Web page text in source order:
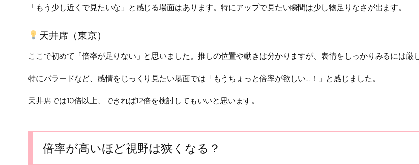
「もう少し近くで見たいな」と感じる場面はあります。特にアップで見たい瞬間は少し物足りなさが出ます。
天井席（東京）
ここで初めて「倍率が足りない」と思いました。推しの位置や動きは分かりますが、表情をしっかりみるには厳
特にバラードなど、感情をじっくり見たい場面では「もうちょっと倍率が欲しい…！」と感じました。
天井席では10倍以上、できれば12倍を検討してもいいと思います。
倍率が高いほど視野は狭くなる？